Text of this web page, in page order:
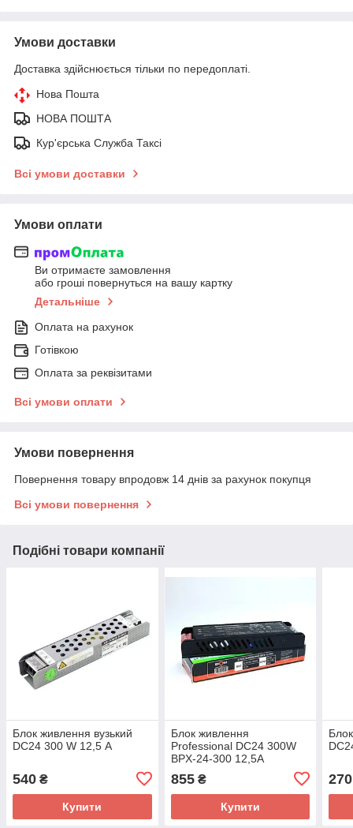
Умови доставки
Доставка здійснюється тільки по передоплаті.
Нова Пошта
НОВА ПОШТА
Кур'єрська Служба Таксі
Всі умови доставки
Умови оплати
Ви отримаєте замовлення
або гроші повернуться на вашу картку
Детальніше
Оплата на рахунок
Готівкою
Оплата за реквізитами
Всі умови оплати
Умови повернення
Повернення товару впродовж 14 днів за рахунок покупця
Всі умови повернення
Подібні товари компанії
Блок живлення вузький
DC24 300 W 12,5 А
540 ₴
Купити
Блок живлення
Professional DC24 300W
BPX-24-300 12,5A
855₴
Купити
270